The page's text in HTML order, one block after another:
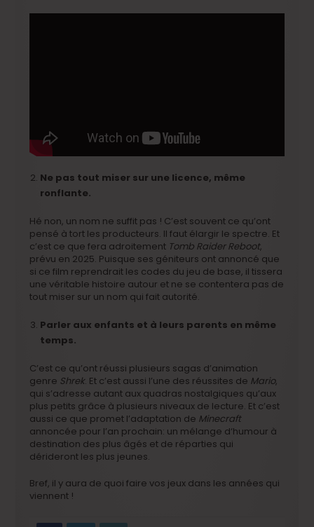
Ne pas tout miser sur une licence, même
ronflante.
Hé non, un nom ne suffit pas ! C’est souvent ce qu’ont
pensé à tort les producteurs. Il faut élargir le spectre. Et
c’est ce que fera adroitement Tomb Raider Reboot,
prévu en 2025. Puisque ses géniteurs ont annoncé que
si ce film reprendrait les codes du jeu de base, il tissera
une véritable histoire autour et ne se contentera pas de
tout miser sur un nom qui fait autorité.
Parler aux enfants et à leurs parents en même
temps.
C’est ce qu’ont réussi plusieurs sagas d’animation
genre Shrek. Et c’est aussi l’une des réussites de Mario,
qui s’adresse autant aux quadras nostalgiques qu’aux
plus petits grâce à plusieurs niveaux de lecture. Et c’est
aussi ce que promet l’adaptation de Minecraft
annoncée pour l’an prochain: un mélange d‘humour à
destination des plus âgés et de réparties qui
dérideront les plus jeunes.
Bref, il y aura de quoi faire vos jeux dans les années qui
viennent !